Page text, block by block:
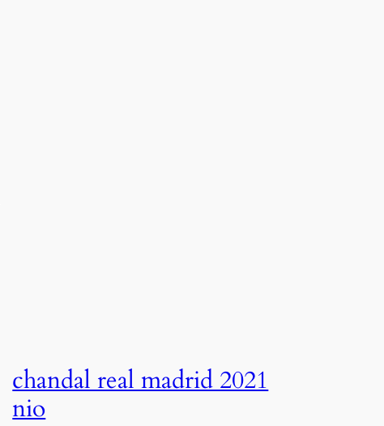
chandal real madrid 2021
nio